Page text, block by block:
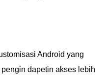
Android yang
dapetin akses lebih